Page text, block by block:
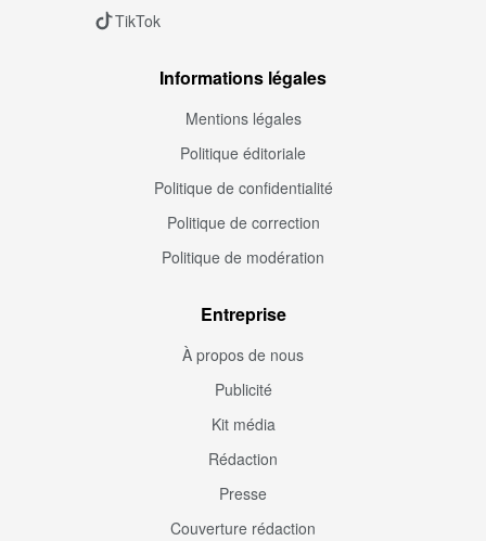
TikTok
Informations légales
Mentions légales
Politique éditoriale
Politique de confidentialité
Politique de correction
Politique de modération
Entreprise
À propos de nous
Publicité
Kit média
Rédaction
Presse
Couverture rédaction